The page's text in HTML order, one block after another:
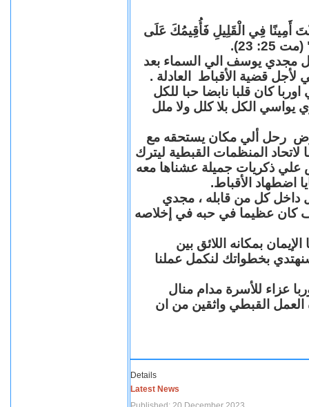
أَمِينًا فِي الْقَلِيلِ فَأُقِيمُكَ عَلَى
23).
مجدي يوسف الي السماء بعد
قضية الأقباط العادلة .
كان قلبا نابضا حبا للكل
يواسي الكل بلا كلل ولا ملل
رحل ألي مكان يستحقه مع
المنظمات القبطية ليترك
علي ذكريات جميلة عشناها معه
اضطهاد الأقباط.
داخل كل من قابله ، مجدي
عظيما في حبه في إخلاصه
بمكانه اللائق بين
بخطواتك لنكمل عملنا
عزاء للأسرة مدام منال
العمل القبطي واثقين من ان
Details
Latest News